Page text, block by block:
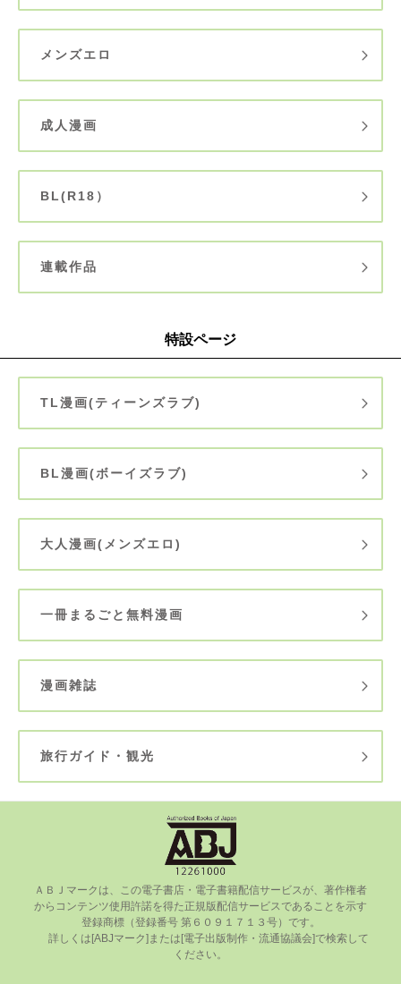
メンズエロ
成人漫画
BL(R18）
連載作品
特設ページ
TL漫画(ティーンズラブ)
BL漫画(ボーイズラブ)
大人漫画(メンズエロ)
一冊まるごと無料漫画
漫画雑誌
旅行ガイド・観光
ＡＢＪマークは、この電⼦書店・電⼦書籍配信サービスが、著作権者
からコンテンツ使⽤許諾を得た正規版配信サービスであることを⽰す
登録商標（登録番号 第６０９１７１３号）です。
ください。